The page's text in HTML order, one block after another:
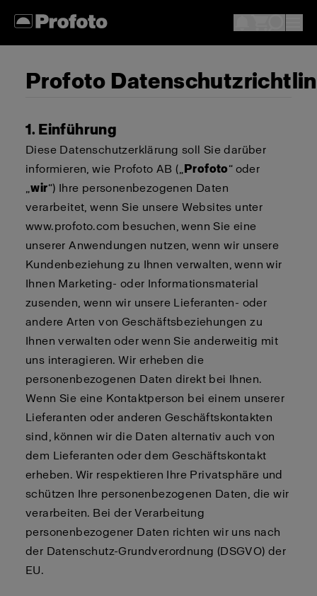
Profoto
1. Einführung
Diese Datenschutzerklärung soll Sie darüber
informieren, wie Profoto AB („Profoto“ oder
„wir“) Ihre personenbezogenen Daten
verarbeitet, wenn Sie unsere Websites unter
www.profoto.com besuchen, wenn Sie eine
unserer Anwendungen nutzen, wenn wir unsere
Kundenbeziehung zu Ihnen verwalten, wenn wir
Ihnen Marketing- oder Informationsmaterial
zusenden, wenn wir unsere Lieferanten- oder
andere Arten von Geschäftsbeziehungen zu
Ihnen verwalten oder wenn Sie anderweitig mit
uns interagieren. Wir erheben die
personenbezogenen Daten direkt bei Ihnen.
Wenn Sie eine Kontaktperson bei einem unserer
Lieferanten oder anderen Geschäftskontakten
sind, können wir die Daten alternativ auch von
dem Lieferanten oder dem Geschäftskontakt
erheben. Wir respektieren Ihre Privatsphäre und
schützen Ihre personenbezogenen Daten, die wir
verarbeiten. Bei der Verarbeitung
personenbezogener Daten richten wir uns nach
der Datenschutz-Grundverordnung (DSGVO) der
EU.